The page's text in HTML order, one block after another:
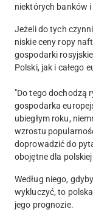
niektórych banków
Jeżeli do tych
niskie ceny ropy
gospodarki
Polski, jak i całego
"Do tego dochodzą
gospodarka
ubiegłym roku,
wzrostu
doprowadzić do
obojętne dla
Według niego,
wykluczyć, to
jego prognozie.